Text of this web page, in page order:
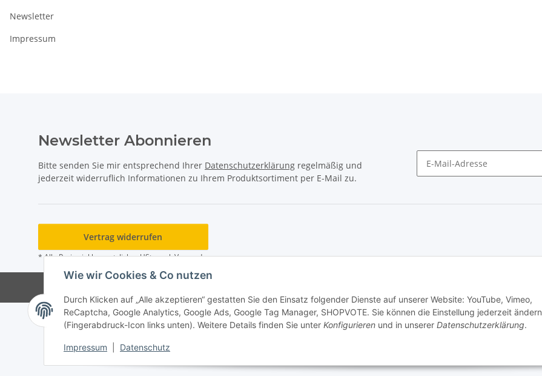
Wie wir Cookies & Co nutzen
Durch Klicken auf „Alle akzeptieren“ gestatten Sie den Einsatz folgender Dienste auf unserer Website: YouTube, Vimeo,
ReCaptcha, Google Analytics, Google Ads, Google Tag Manager, SHOPVOTE. Sie können die Einstellung jederzeit ändern
(Fingerabdruck-Icon links unten). Weitere Details finden Sie unter Konfigurieren und in unserer Datenschutzerklärung.
Impressum Datenschutz
Newsletter
Impressum
Newsletter Abonnieren
Bitte senden Sie mir entsprechend Ihrer Datenschutzerklärung regelmäßig und
jederzeit widerruflich Informationen zu Ihrem Produktsortiment per E-Mail zu.
Vertrag widerrufen
* Alle Preise inkl. gesetzlicher USt., zzgl.Versand